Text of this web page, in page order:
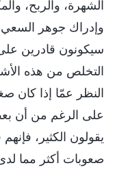
الشهرة، والربح،
وإدراك جوهر السعي
سيكونون قادرين
التخلص من هذه
النظر عمّا إذا كان
على الرغم من أن
يقولون الكثير،
صعوبات أكثر مما